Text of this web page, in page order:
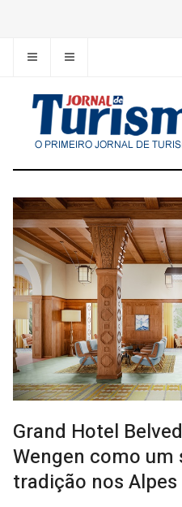
Grand Hotel
Wengen como
tradição nos Alpes